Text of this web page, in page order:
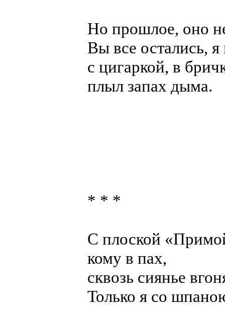
Но прошлое, оно
Вы все остались,
с цигаркой, в
плыл запах дыма.
* * *
C плоской
кому в пах,
сквозь сиянье
Только я со